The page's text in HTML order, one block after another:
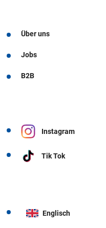
Über uns
Jobs
B2B
Instagram
Tik Tok
Englisch